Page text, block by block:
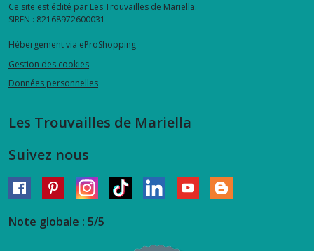
Ce site est édité par Les Trouvailles de Mariella.
SIREN : 82168972600031
Hébergement via eProShopping
Gestion des cookies
Données personnelles
Les Trouvailles de Mariella
Suivez nous
Note globale : 5/5